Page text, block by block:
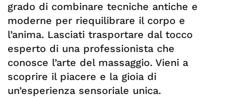
grado di combinare tecniche antiche e
moderne per riequilibrare il corpo e
l’anima. Lasciati trasportare dal tocco
esperto di una professionista che
conosce l’arte del massaggio. Vieni a
scoprire il piacere e la gioia di
un’esperienza sensoriale unica.